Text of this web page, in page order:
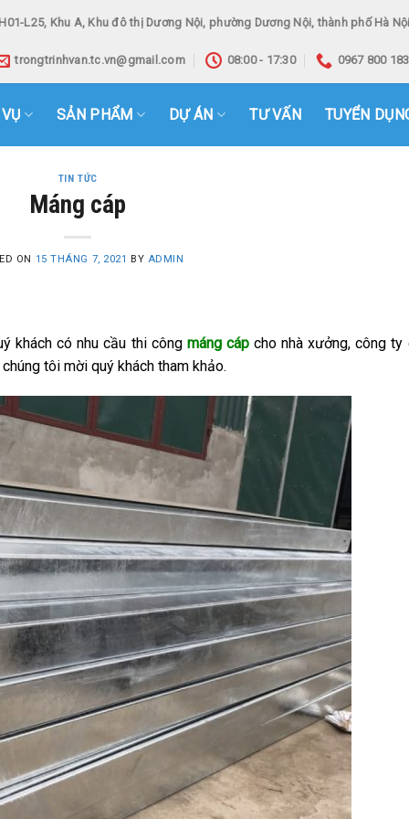
L25, Khu A, Khu đô thị Dương Nội, phường Dương Nội, thành phố Hà
trongtrinhvan.tc.vn@gmail.com 08:00 - 17:30 0967 800 183
SẢN PHẨM DỰ ÁN TƯ VẤN TUYỂN
TIN TỨC
Máng cáp
ON 15 THÁNG 7, 2021 BY ADMIN
khách có nhu cầu thi côngmáng cápcho nhà xưởng, công ty
tôi mời quý khách tham khảo.